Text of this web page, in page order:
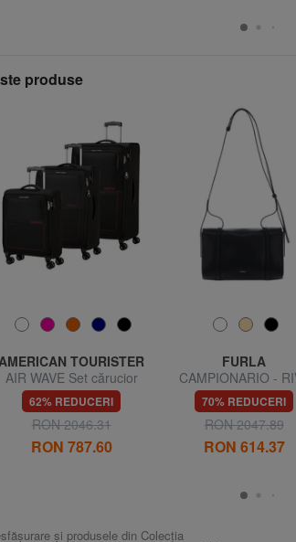
produse
AMERICAN TOURISTER
AIR WAVE Set cărucior
Cabin + Mediu + Mare
62% REDUCERI
RON 2046.31
RON 787.60
FURLA
CAMPIONARIO -
Geantă de umăr
70% REDUCERI
RON 2047.89
RON 614.37
și produsele din Colecția